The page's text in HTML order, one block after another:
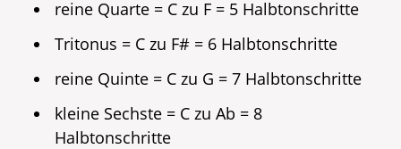
reine Quarte = C zu F = 5 Halbtonschritte
Tritonus = C zu F# = 6 Halbtonschritte
reine Quinte = C zu G = 7 Halbtonschritte
kleine Sechste = C zu Ab = 8
Halbtonschritte